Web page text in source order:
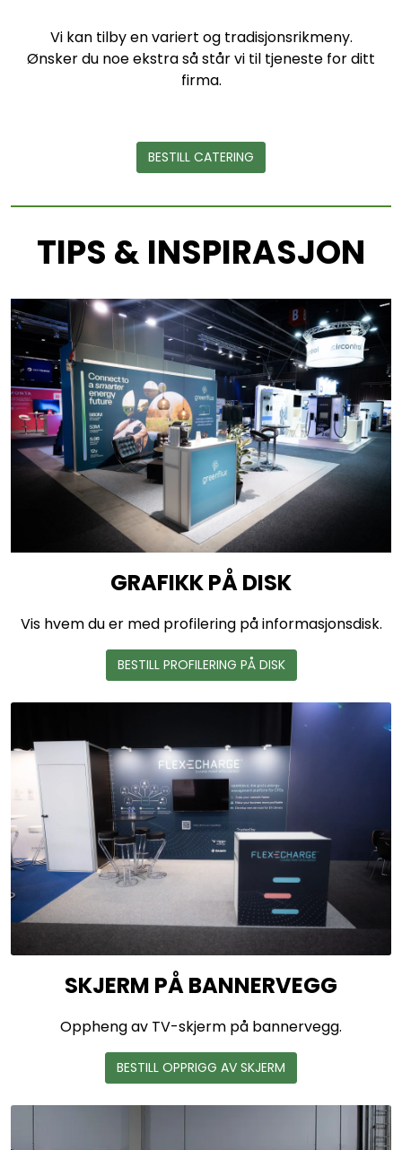
Vi kan tilby en variert og tradisjonsrikmeny.
Ønsker du noe ekstra så står vi til tjeneste for ditt
firma.
BESTILL CATERING
TIPS & INSPIRASJON
GRAFIKK PÅ DISK
Vis hvem du er med profilering på informasjonsdisk.
BESTILL PROFILERING PÅ DISK
SKJERM PÅ BANNERVEGG
Oppheng av TV-skjerm på bannervegg.
BESTILL OPPRIGG AV SKJERM